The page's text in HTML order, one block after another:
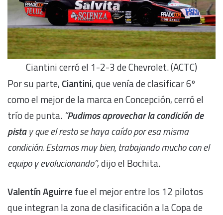
Ciantini cerró el 1-2-3 de Chevrolet. (ACTC)
Por su parte, Ciantini, que venía de clasificar 6º
como el mejor de la marca en Concepción, cerró el
trío de punta. “Pudimos aprovechar la condición de
pistay que el resto se haya caído por esa misma
condición. Estamos muy bien, trabajando mucho con el
equipo y evolucionando”, dijo el Bochita.
Valentín Aguirre fue el mejor entre los 12 pilotos
que integran la zona de clasificación a la Copa de